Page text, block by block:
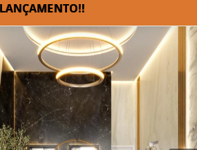
LANÇAMENTO!!